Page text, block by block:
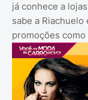
já conhece a
sabe a
promoções